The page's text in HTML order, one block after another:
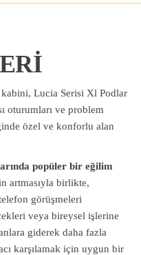
Lucia Serisi Xl Podlar
oturumları ve problem
özel ve konforlu alan
popüler bir eğilim
artmasıyla birlikte,
görüşmeleri
veya bireysel işlerine
giderek daha fazla
karşılamak için uygun bir